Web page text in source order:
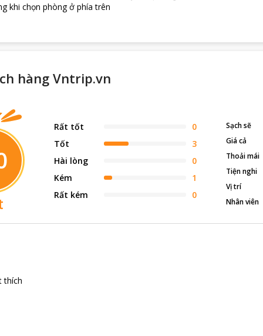
khi chọn phòng ở phía trên
hàng Vntrip.vn
Rất tốt
0
Tốt
3
Hài lòng
0
Kém
1
Rất kém
0
Sạch sẽ
Giá cả
Thoải mái
Tiện nghi
Vị trí
Nhân viên
thích